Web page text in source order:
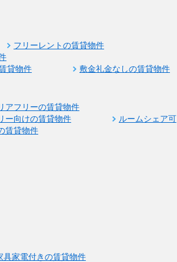
フリーレントの賃貸物件
貸物件 敷金礼金なしの賃貸物件
アフリーの賃貸物件
ー向けの賃貸物件
ルームシェア可
賃貸物件
具家電付きの賃貸物件